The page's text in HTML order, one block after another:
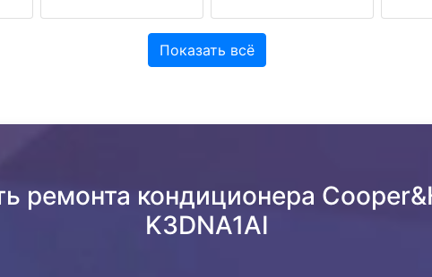
Показать всё
ремонта кондиционера
K3DNA1AI